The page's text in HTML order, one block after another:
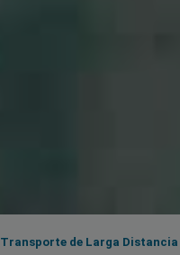
Transporte de Larga Distancia